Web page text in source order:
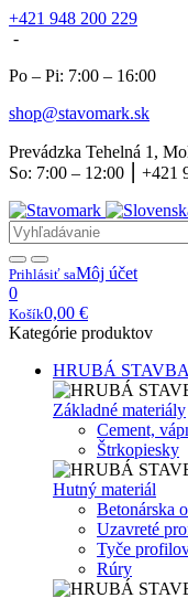
+421 948 200 229
-
Po – Pi: 7:00 – 16:00
shop@stavomark.sk
Prevádzka Tehelná 1,
So: 7:00 – 12:00 ⎮ +421
Prihlásiť saMôj účet
0
Košík0,00 €
Kategórie produktov
HRUBÁ STAVBA
Základné materiály
Cement,
Štrkopiesky
Hutný materiál
Betonárska
Uzavreté
Tyče
Rúry